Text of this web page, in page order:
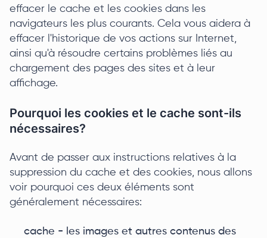
effacer le cache et les cookies dans les
navigateurs les plus courants. Cela vous aidera à
effacer l'historique de vos actions sur Internet,
ainsi qu'à résoudre certains problèmes liés au
chargement des pages des sites et à leur
affichage.
Pourquoi les cookies et le cache sont-ils
nécessaires?
Avant de passer aux instructions relatives à la
suppression du cache et des cookies, nous allons
voir pourquoi ces deux éléments sont
généralement nécessaires:
cache - les images et autres contenus des